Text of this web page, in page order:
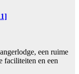
een ruime
faciliteiten en een